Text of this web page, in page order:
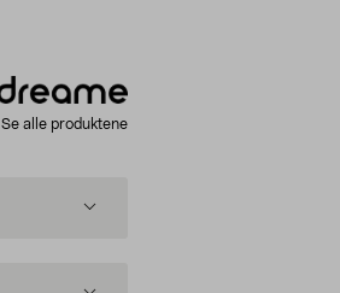
Se alle produktene